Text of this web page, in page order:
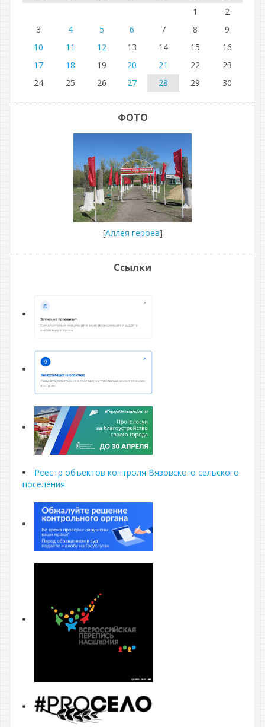
1
2
3
4 5 6 7 8
9
10
11 12 13 14 15
16
17
18 19 20 21 22
23
24
25 26 27 28 29 30
ФОТО
[Аллея героев]
Ссылки
Реестр объектов контроля Вязовского сельского
поселения